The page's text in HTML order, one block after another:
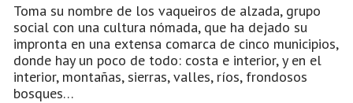
Toma su nombre de los vaqueiros de alzada, grupo
social con una cultura nómada, que ha dejado su
impronta en una extensa comarca de cinco municipios,
donde hay un poco de todo: costa e interior, y en el
interior, montañas, sierras, valles, ríos, frondosos
bosques…